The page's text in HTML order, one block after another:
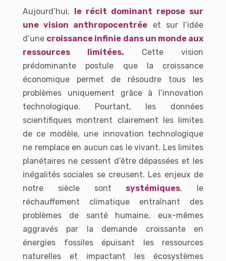
Aujourd’hui,
le récit dominant repose sur
une vision anthropocentrée et sur l’idée
d’une croissance infinie dans un monde aux
ressources limitées. Cette vision
prédominante postule que la croissance
économique permet de résoudre tous les
problèmes uniquement grâce à l’innovation
technologique. Pourtant, les données
scientifiques montrent clairement les limites
de ce modèle, une innovation technologique
ne remplace en aucun cas le vivant. Les limites
planétaires ne cessent d’être dépassées et les
inégalités sociales se creusent. Les enjeux de
notre siècle sont systémiques, le
réchauffement climatique entraînant des
problèmes de santé humaine, eux-mêmes
aggravés par la demande croissante en
énergies fossiles épuisant les ressources
naturelles et impactant les écosystèmes